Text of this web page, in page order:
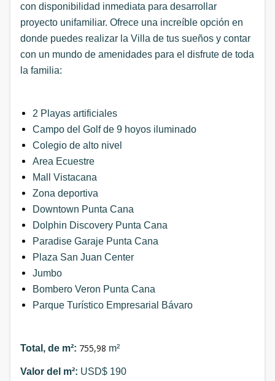
con disponibilidad inmediata para desarrollar
proyecto unifamiliar. Ofrece una increíble opción en
donde puedes realizar la Villa de tus sueños y contar
con un mundo de amenidades para el disfrute de toda
la familia:
2 Playas artificiales
Campo del Golf de 9 hoyos iluminado
Colegio de alto nivel
Area Ecuestre
Mall Vistacana
Zona deportiva
Downtown Punta Cana
Dolphin Discovery Punta Cana
Paradise Garaje Punta Cana
Plaza San Juan Center
Jumbo
Bombero Veron Punta Cana
Parque Turístico Empresarial Bávaro
Total, de m²: 755,98 m²
Valor del m²: USD$ 190